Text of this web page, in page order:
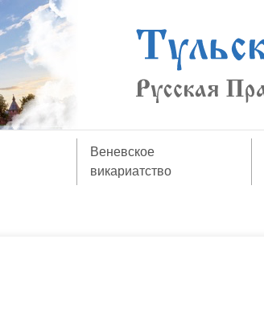
Веневское
викариатство